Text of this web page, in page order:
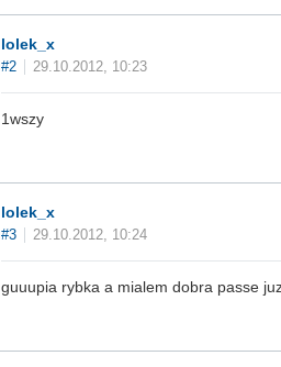
lolek_x
#2 29.10.2012, 10:23
1wszy
lolek_x
#3 29.10.2012, 10:24
guuupia rybka a mialem dobra passe